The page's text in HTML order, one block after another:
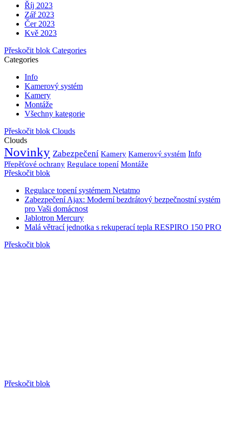
Říj 2023
Zář 2023
Čer 2023
Kvě 2023
Přeskočit blok Categories
Categories
Info
Kamerový systém
Kamery
Montáže
Všechny kategorie
Přeskočit blok Clouds
Clouds
Novinky Zabezpečení Kamery Kamerový systém Info
Přepěťové ochrany Regulace topení Montáže
Přeskočit blok
Regulace topení systémem Netatmo
Zabezpečení Ajax: Moderní bezdrátový bezpečnostní systém
pro Vaši domácnost
Jablotron Mercury
Malá větrací jednotka s rekuperací tepla RESPIRO 150 PRO
Přeskočit blok
Přeskočit blok